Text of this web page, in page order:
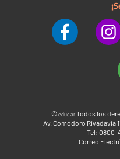
©educ.arTodos los
Av. Comodoro Rivadavia
Tel: 0800-
Correo